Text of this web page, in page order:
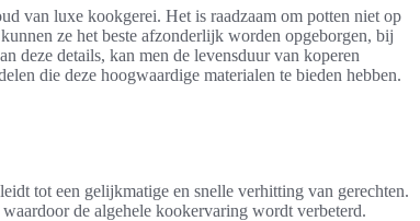
van luxe kookgerei. Het is raadzaam om potten niet op
ze het beste afzonderlijk worden opgeborgen, bij
deze details, kan men de levensduur van koperen
die deze hoogwaardige materialen te bieden hebben.
tot een gelijkmatige en snelle verhitting van gerechten.
de algehele kookervaring wordt verbeterd.